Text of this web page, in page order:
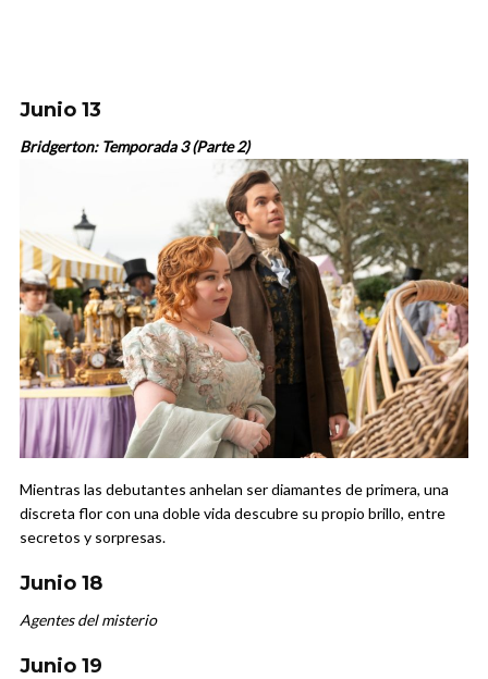
Junio 13
Bridgerton: Temporada 3 (Parte 2)
Mientras las debutantes anhelan ser diamantes de primera, una
discreta flor con una doble vida descubre su propio brillo, entre
secretos y sorpresas.
Junio 18
Agentes del misterio
Junio 19